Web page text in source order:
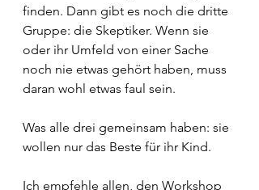
finden. Dann gibt es noch die dritte
Gruppe: die Skeptiker. Wenn sie
oder ihr Umfeld von einer Sache
noch nie etwas gehört haben, muss
daran wohl etwas faul sein.
Was alle drei gemeinsam haben: sie
wollen nur das Beste für ihr Kind.
Ich empfehle allen, den Workshop